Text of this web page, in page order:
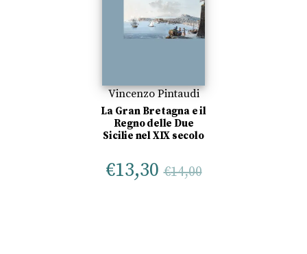
Vincenzo Pintaudi
La Gran Bretagna e il
Regno delle Due
Sicilie nel XIX secolo
€13,30 €14,00